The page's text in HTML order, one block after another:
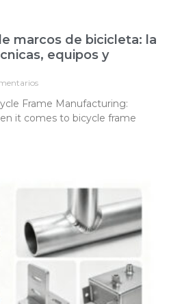
marcos de bicicleta: la
equipos y
Frame Manufacturing:
it comes to bicycle frame